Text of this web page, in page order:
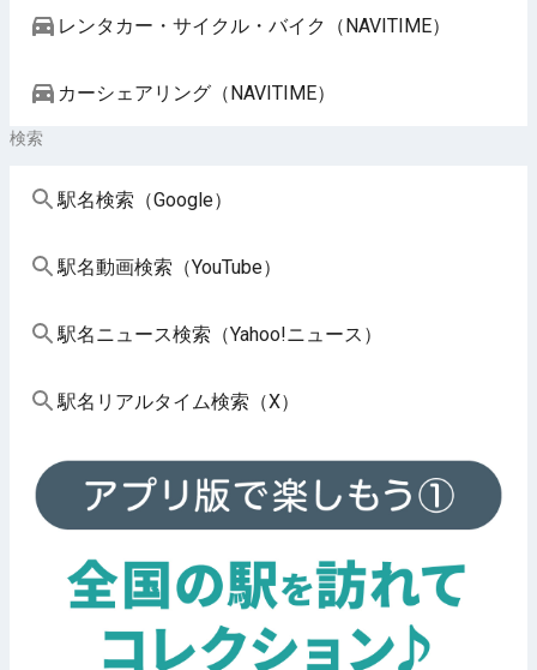
レンタカー・サイクル・バイク（NAVITIME）
カーシェアリング（NAVITIME）
検索
駅名検索（Google）
駅名動画検索（YouTube）
駅名ニュース検索（Yahoo!ニュース）
駅名リアルタイム検索（X）